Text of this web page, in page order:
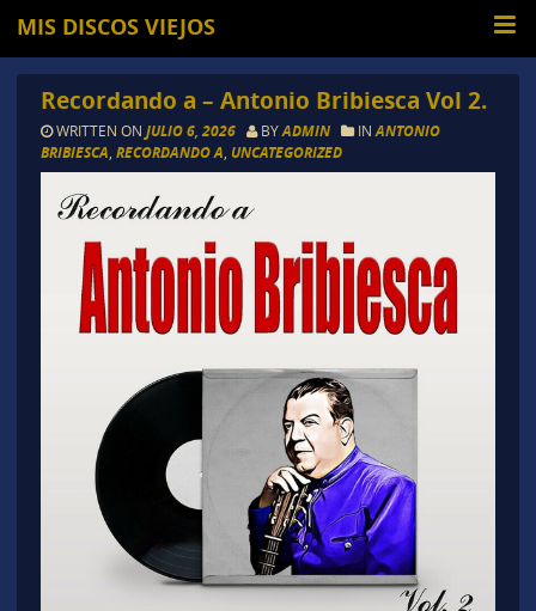
MIS DISCOS VIEJOS
Recordando a – Antonio Bribiesca Vol 2.
WRITTEN ON JULIO 6, 2026 BYADMIN IN ANTONIO
BRIBIESCA RECORDANDO A UNCATEGORIZED